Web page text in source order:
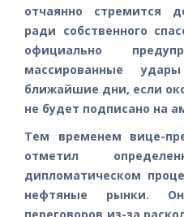
отчаянно стремится
ради собственного
официально
массированные
ближайшие дни, если
не будет подписано на
Тем временем вице-
отметил
дипломатическом
нефтяные рынки.